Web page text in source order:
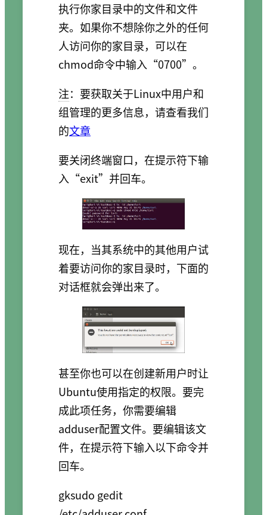
执行你家目录中的文件和文件
夹。如果你不想除你之外的任何
人访问你的家目录，可以在
chmod命令中输入“0700”。
注：要获取关于Linux中用户和
组管理的更多信息，请查看我们
的文章
要关闭终端窗口，在提示符下输
入“exit”并回车。
现在，当其系统中的其他用户试
着要访问你的家目录时，下面的
对话框就会弹出来了。
甚至你也可以在创建新用户时让
Ubuntu使用指定的权限。要完
成此项任务，你需要编辑
adduser配置文件。要编辑该文
件，在提示符下输入以下命令并
回车。
gksudo gedit